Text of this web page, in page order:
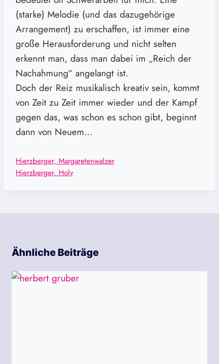
(starke) Melodie (und das dazugehörige
Arrangement) zu erschaffen, ist immer eine
große Herausforderung und nicht selten
erkennt man, dass man dabei im „Reich der
Nachahmung“ angelangt ist.
Doch der Reiz musikalisch kreativ sein, kommt
von Zeit zu Zeit immer wieder und der Kampf
gegen das, was schon es schon gibt, beginnt
dann von Neuem…
Hierzberger, Margaretenwalzer
Hierzberger, Holy
Ähnliche Beiträge